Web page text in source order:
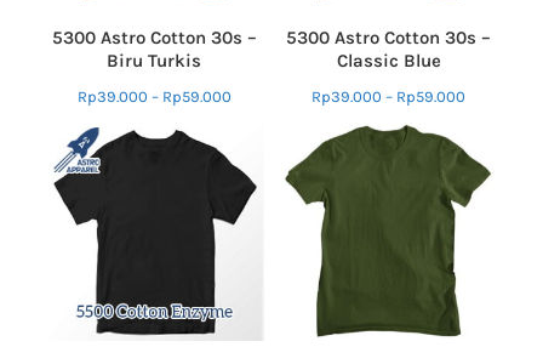
5300 Astro Cotton 30s –
Biru Turkis
Rp39.000 – Rp59.000
5300 Astro Cotton 30s –
Classic Blue
Rp39.000 – Rp59.000